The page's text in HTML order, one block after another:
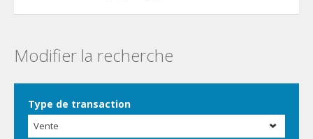
Modifier la recherche
Type de transaction
Vente